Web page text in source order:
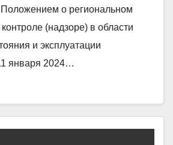
Положением о региональном
(надзоре) в области
и эксплуатации
января 2024…